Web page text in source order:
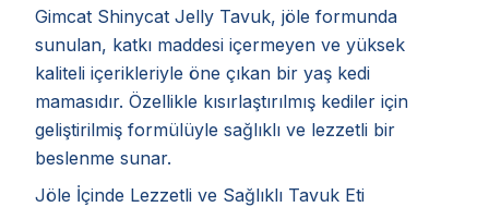
Gimcat Shinycat Jelly Tavuk, jöle formunda
sunulan, katkı maddesi içermeyen ve yüksek
kaliteli içerikleriyle öne çıkan bir yaş kedi
mamasıdır. Özellikle kısırlaştırılmış kediler için
geliştirilmiş formülüyle sağlıklı ve lezzetli bir
beslenme sunar.
Jöle İçinde Lezzetli ve Sağlıklı Tavuk Eti